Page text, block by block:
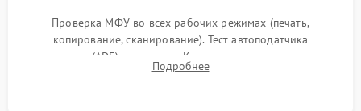
Проверка МФУ во всех рабочих режимах (печать,
копирование, сканирование). Тест автоподатчика
документов (ADF) и дуплекса. Контроль качества отпечатка
на отсутствие серого фона, полос и надежность запекания
Подробнее